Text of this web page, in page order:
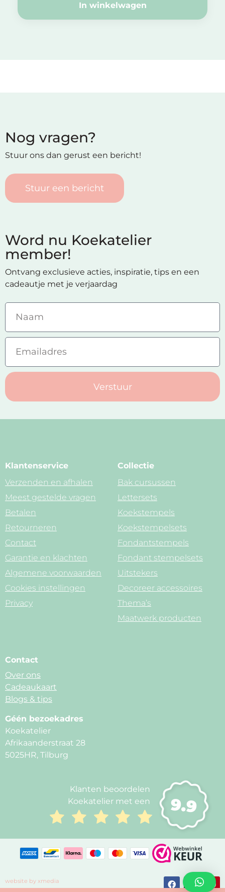
In winkelwagen
Nog vragen?
Stuur ons dan gerust een bericht!
Stuur een bericht
Word nu Koekatelier
member!
Ontvang exclusieve acties, inspiratie, tips en een
cadeautje met je verjaardag
Verstuur
Klantenservice
Verzenden en afhalen
Meest gestelde vragen
Betalen
Retourneren
Contact
Garantie en klachten
Algemene voorwaarden
Cookies instellingen
Privacy
Collectie
Bak cursussen
Lettersets
Koekstempels
Koekstempelsets
Fondantstempels
Fondant stempelsets
Uitstekers
Decoreer accessoires
Thema’s
Maatwerk producten
Contact
Over ons
Cadeaukaart
Blogs & tips
Géén bezoekadres
Koekatelier
Afrikaanderstraat 28
5025HR, Tilburg
Klanten beoordelen
Koekatelier met een
9.9
website by xmedia